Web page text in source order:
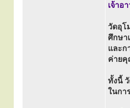
เจ้าอ
วัดอุโ
ศึกษา
และก
ค่ายคุ
ทั้งนี้
ในกา